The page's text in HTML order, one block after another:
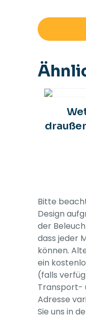
Bitte
Design
der
dass jeder
können.
ein
(falls
Transport-
Adresse
Sie uns in